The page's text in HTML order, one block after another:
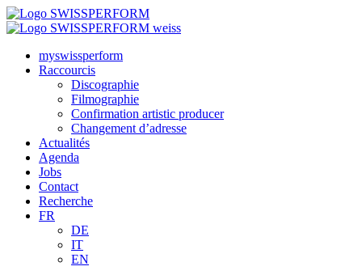
myswissperform
Raccourcis
Discographie
Filmographie
Confirmation artistic producer
Changement d’adresse
Actualités
Agenda
Jobs
Contact
Recherche
FR
DE
IT
EN